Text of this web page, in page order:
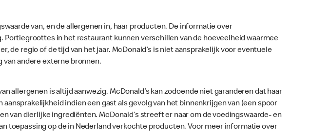
van, en de allergenen in, haar producten. De informatie over
in het restaurant kunnen verschillen van de hoeveelheid waarmee
de regio of de tijd van het jaar. McDonald’s is niet aansprakelijk voor eventuele
andere externe bronnen.
allergenen is altijd aanwezig. McDonald’s kan zodoende niet garanderen dat haar
indien een gast als gevolg van het binnenkrijgen van (een spoor
dierlijke ingrediënten. McDonald’s streeft er naar om de voedingswaarde- en
toepassing op de in Nederland verkochte producten. Voor meer informatie over